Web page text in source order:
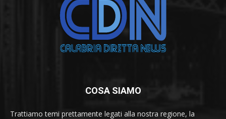
COSA SIAMO
Trattiamo temi prettamente legati alla nostra regione, la